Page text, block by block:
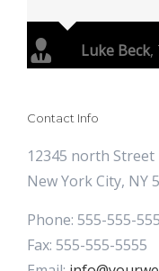
Luke Beck,
Contact Info
12345 north Street
New York City, NY
Phone: 555-555-
Fax: 555-555-5555